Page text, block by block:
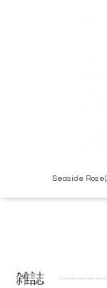
Seaside Rose
雑誌